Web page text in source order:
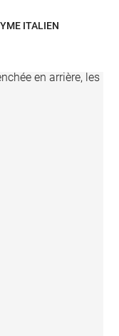
copie d'après ; ANONYME ITALIEN